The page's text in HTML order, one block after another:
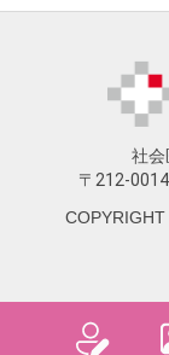
社会
〒212-
COPYRIGHT